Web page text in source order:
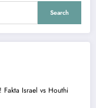
Search
Fakta Israel vs Houthi